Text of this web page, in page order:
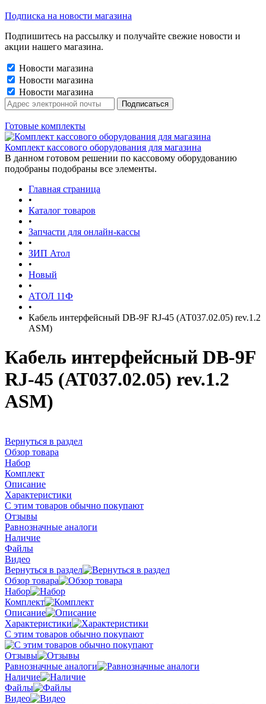
Подписка на новости магазина
Подпишитесь на рассылку и получайте свежие новости и
акции нашего магазина.
Новости магазина
Новости магазина
Новости магазина
Готовые комплекты
Комплект кассового оборудования для магазина
В данном готовом решении по кассовому оборудованию
подобраны подобраны все элементы.
Главная страница
•
Каталог товаров
•
Запчасти для онлайн-кассы
•
ЗИП Атол
•
Новый
•
АТОЛ 11Ф
•
Кабель интерфейсный DB-9F RJ-45 (АТ037.02.05) rev.1.2
ASM)
Кабель интерфейсный DB-9F
RJ-45 (АТ037.02.05) rev.1.2
ASM)
Вернуться в раздел
Обзор товара
Набор
Комплект
Описание
Характеристики
С этим товаров обычно покупают
Отзывы
Равнозначные аналоги
Наличие
Файлы
Видео
Вернуться в раздел
Обзор товара
Набор
Комплект
Описание
Характеристики
С этим товаров обычно покупают
Отзывы
Равнозначные аналоги
Наличие
Файлы
Видео